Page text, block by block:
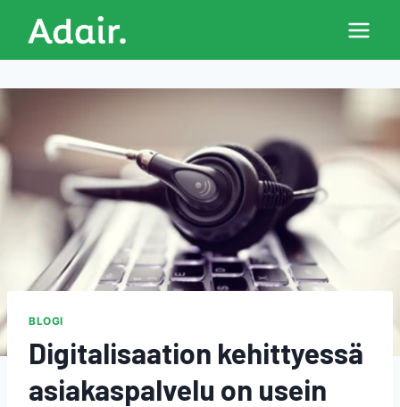
sisältöön
BLOGI
Digitalisaation kehittyessä
asiakaspalvelu on usein